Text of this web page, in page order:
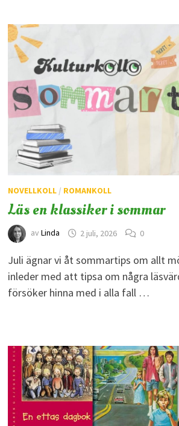
NOVELLKOLL/ ROMANKOLL
Läs en klassiker i sommar
av Linda 2 juli, 2026 0
Juli ägnar vi åt sommartips om allt
inleder med att tipsa om några
försöker hinna med i alla fall …